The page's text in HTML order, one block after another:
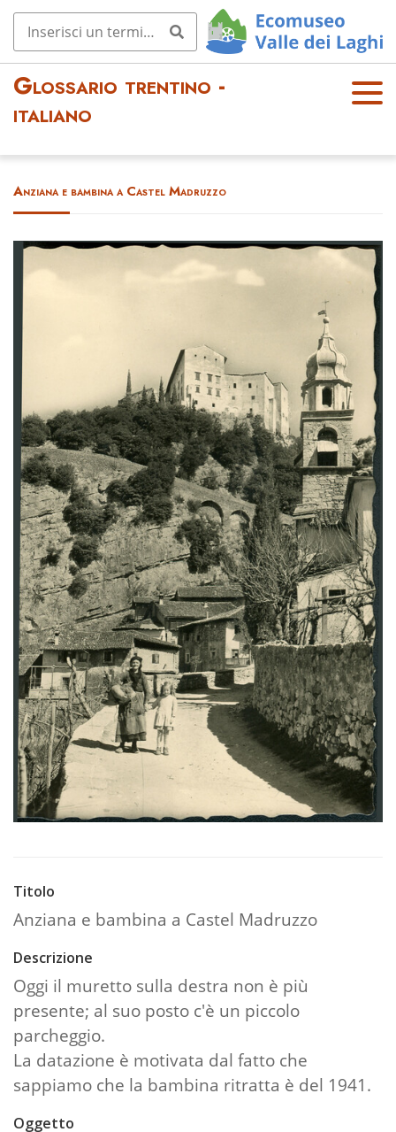
Glossario trentino -
italiano
OPE
Anziana e bambina a Castel Madruzzo
Titolo
Anziana e bambina a Castel Madruzzo
Descrizione
Oggi il muretto sulla destra non è più
presente; al suo posto c'è un piccolo
parcheggio.
La datazione è motivata dal fatto che
sappiamo che la bambina ritratta è del 1941.
Oggetto